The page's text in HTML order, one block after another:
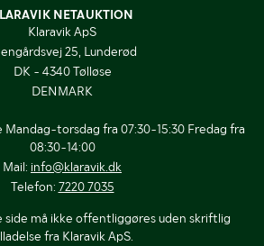
NETAUKTION
Klaravik ApS
25, Lunderød
DK - 4340 Tølløse
DENMARK
torsdag fra 07:30-15:30 Fredag fra
08:30-14:00
Mail: info@klaravik.dk
Telefon: 7220 7035
side må ikke offentliggøres uden skriftlig
fra Klaravik ApS.